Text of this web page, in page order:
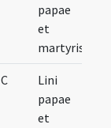
papae
et
martyris
C
Lini
papae
et